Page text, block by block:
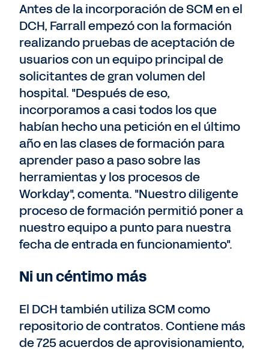
Antes de la incorporación de SCM en el
DCH, Farrall empezó con la formación
realizando pruebas de aceptación de
usuarios con un equipo principal de
solicitantes de gran volumen del
hospital. "Después de eso,
incorporamos a casi todos los que
habían hecho una petición en el último
año en las clases de formación para
aprender paso a paso sobre las
herramientas y los procesos de
Workday", comenta. "Nuestro diligente
proceso de formación permitió poner a
nuestro equipo a punto para nuestra
fecha de entrada en funcionamiento".
Ni un céntimo más
El DCH también utiliza SCM como
repositorio de contratos. Contiene más
de 725 acuerdos de aprovisionamiento,